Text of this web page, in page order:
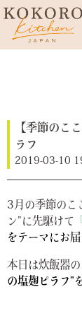
【季節のこ
ラフ
2019-03-10
3月の季節のこ
ン”に先駆けて
をテーマにお
本日は炊飯器
の塩麹ピラフ”